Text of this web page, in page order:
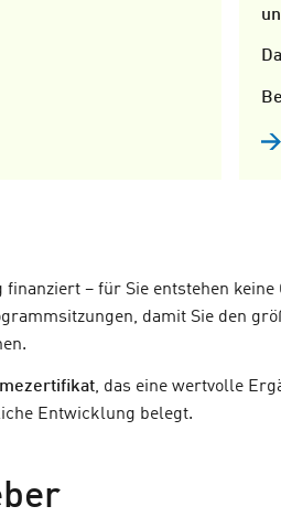
– für Sie entstehen keine
damit Sie den
, das eine wertvolle
Entwicklung belegt.